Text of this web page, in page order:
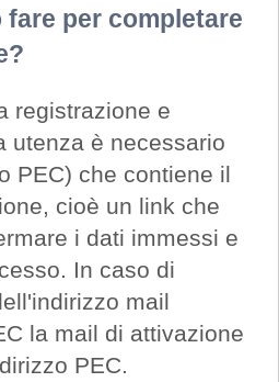
fare per completare
registrazione e
utenza è necessario
PEC) che contiene il
cioè un link che
i dati immessi e
In caso di
mail
la mail di attivazione
PEC.